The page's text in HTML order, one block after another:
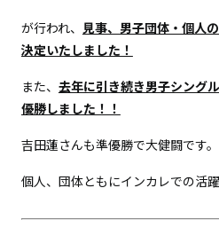
が行われ、
見事、男子団体・個人
決定いたしました！
また、 去年に引き続き男子シング
優勝しました！！
吉田蓮さんも準優勝で大健闘です。
個人、団体ともにインカレでの活